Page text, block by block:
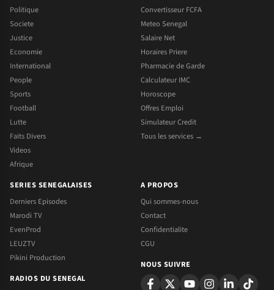
Politique
Societe
Justice
Economie
International
People
Sports
Football
Lutte
Faits Divers
Videos
Afrique
Convertisseur FCFA
Meteo Senegal
Salaire Net
Horaires Priere
Pharmacie de Garde
Calculateur IMC
Horoscope
Offres Emploi
Simulateur Credit
Tous les services →
SERIES SENEGALAISES
Derniers Episodes
Marodi TV
EvenProd
LEUZTV
Pikini Production
RADIOS DU SENEGAL
A PROPOS
Qui sommes-nous
Contact
Confidentialite
CGU
NOUS SUIVRE